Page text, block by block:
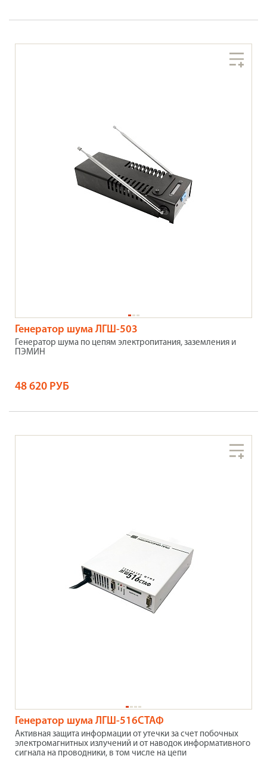
Генератор шума ЛГШ-503
Генератор шума по цепям электропитания, заземления и
ПЭМИН
48 620 РУБ
Генератор шума ЛГШ-516СТАФ
Активная защита информации от утечки за счет побочных
электромагнитных излучений и от наводок информативного
сигнала на проводники, в том числе на цепи